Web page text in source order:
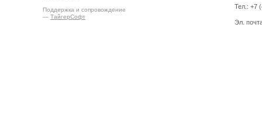
Поддержка и сопровождение
— ТайгерСофт
Тел.: +7
Эл.